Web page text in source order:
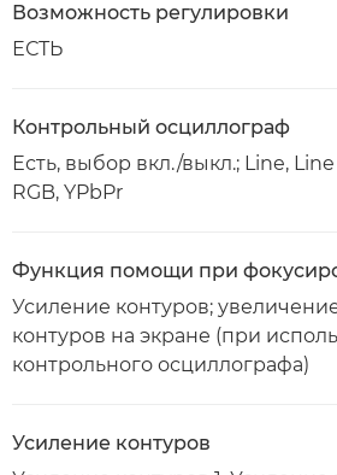
Возможность регулировки
ЕСТЬ
Контрольный осциллограф
Есть, выбор вкл./выкл.; Line,
RGB, YPbPr
Функция помощи при
Усиление контуров;
контуров на экране (при
контрольного осциллографа)
Усиление контуров